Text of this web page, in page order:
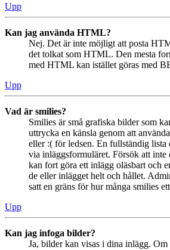
Upp
Kan jag använda HTML?
Nej. Det är inte möjligt att posta
det tolkat som HTML. Den mesta
med HTML kan istället göras med
Upp
Vad är smilies?
Smilies är små grafiska bilder som
uttrycka en känsla genom att
eller :( för ledsen. En fullständig lista
via inläggsformuläret. Försök att inte
kan fort göra ett inlägg oläsbart och
de eller inlägget helt och hållet.
satt en gräns för hur många smilies
Upp
Kan jag infoga bilder?
Ja, bilder kan visas i dina inlägg.